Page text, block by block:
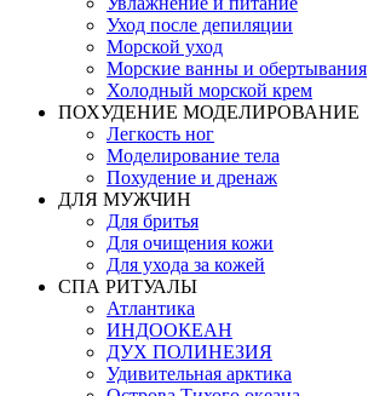
Уход после депиляции
Морской уход
Морские ванны и обертывания
Холодный морской крем
ПОХУДЕНИЕ МОДЕЛИРОВАНИЕ
Легкость ног
Моделирование тела
Похудение и дренаж
ДЛЯ МУЖЧИН
Для бритья
Для очищения кожи
Для ухода за кожей
СПА РИТУАЛЫ
Атлантика
ИНДООКЕАН
ДУХ ПОЛИНЕЗИЯ
Удивительная арктика